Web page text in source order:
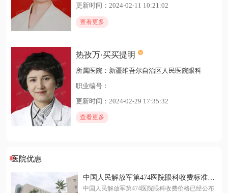
更新时间：2024-02-11 10:21:02
查看更多
热孜万·买买提明
所属医院：新疆维吾尔自治区人民医院眼科
职业编号：
更新时间：2024-02-29 17:35:32
查看更多
医院优惠
中国人民解放军第474医院眼科收费标准表
含近视手术/白内障/青光眼手术价格
中国人民解放军第474医院眼科收费价格已经公布